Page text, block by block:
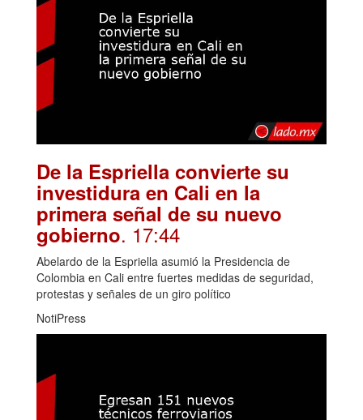
De la Espriella convierte su
investidura en Cali en la
primera señal de su nuevo
gobierno. 17:44
Abelardo de la Espriella asumió la Presidencia de
Colombia en Cali entre fuertes medidas de seguridad,
protestas y señales de un giro político
NotiPress